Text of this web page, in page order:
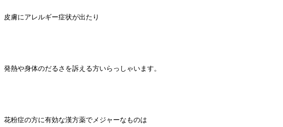
皮膚にアレルギー症状が出たり
発熱や身体のだるさを訴える方いらっしゃいます。
花粉症の方に有効な漢方薬でメジャーなものは